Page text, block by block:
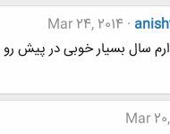
Mar 24, 2014
سال بسیار خوبی در پیش رو
Mar